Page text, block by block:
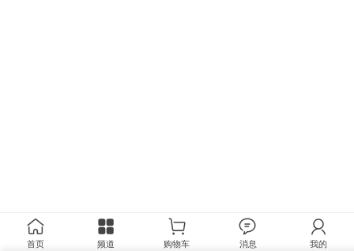
首页 频道 购物车 消息 我的